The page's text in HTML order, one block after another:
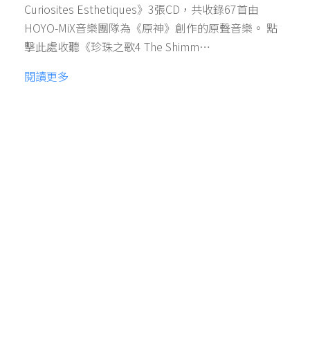
Curiosites Esthetiques》3張CD，共收錄67首由
HOYO-MiX音樂團隊為《原神》創作的原聲音樂。 點
擊此處收聽《珍珠之歌4 The Shimm…
閱讀更多